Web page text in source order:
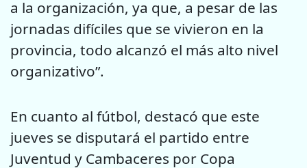
a la organización, ya que, a pesar de las
jornadas difíciles que se vivieron en la
provincia, todo alcanzó el más alto nivel
organizativo”.
En cuanto al fútbol, destacó que este
jueves se disputará el partido entre
Juventud y Cambaceres por Copa